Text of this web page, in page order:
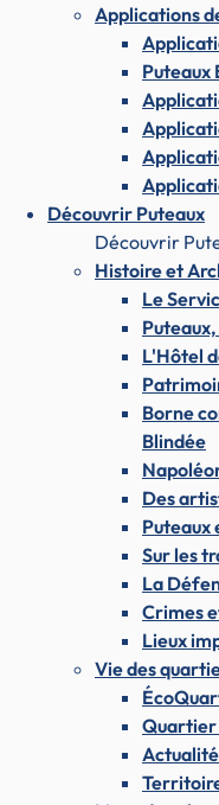
Applications
Puteaux
Découvrir Puteaux
Découvrir
Histoire et
Le
L'Hôtel
Borne
Blindée
Des
Puteaux
Sur les
La
Crimes
Lieux
Vie des
Quartier